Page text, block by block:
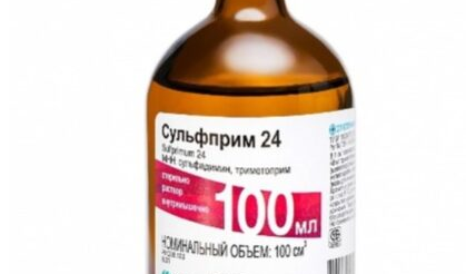
Мазь для наружного применения
Мелкий рогатый скот
Нестероидное противовоспалиетельное средство
Противомаститные препараты
Противопаразитарные препараты
Прочие препараты
Подкисляющее средство
Руминаторное стредство
Синтетический глюкокортикостероид
Пушные звери
Свиноводство